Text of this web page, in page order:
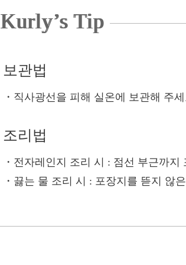
Kurly’s Tip
보관법
・ 직사광선을 피해 실온에 보관해 주
조리법
・전자레인지 조리 시
: 점선 부근까지
・끓는 물 조리 시
: 포장지를 뜯지 않